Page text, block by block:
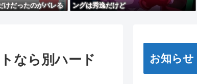
けだったのがバレる
ングは秀逸だけど
なら別ハード
お知らせ